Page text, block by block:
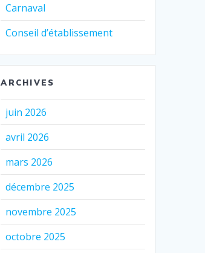
Carnaval
Conseil d’établissement
ARCHIVES
juin 2026
avril 2026
mars 2026
décembre 2025
novembre 2025
octobre 2025